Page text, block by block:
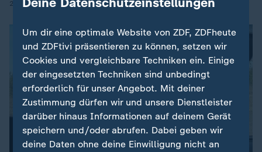
29.03.2023 | 22:15
Um dir eine optimale Website von ZDF, ZDFheute
und ZDFtivi präsentieren zu können, setzen wir
Cookies und vergleichbare Techniken ein. Einige
der eingesetzten Techniken sind unbedingt
erforderlich für unser Angebot. Mit deiner
Zustimmung dürfen wir und unsere Dienstleister
darüber hinaus Informationen auf deinem Gerät
speichern und/oder abrufen. Dabei geben wir
deine Daten ohne deine Einwilligung nicht an